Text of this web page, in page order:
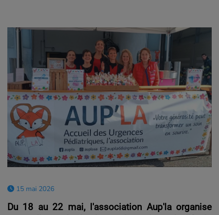
15 mai 2026
Du 18 au 22 mai, l'association Aup'la organise